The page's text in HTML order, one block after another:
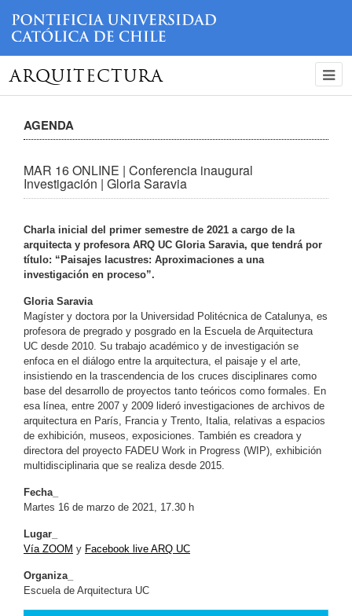
ARQUITECTURA
AGENDA
MAR 16 ONLINE | Conferencia inaugural
Investigación | Gloria Saravia
Charla inicial del primer semestre de 2021 a cargo de la
arquitecta y profesora ARQ UC Gloria Saravia, que tendrá por
título: “Paisajes lacustres: Aproximaciones a una
investigación en proceso”.
Gloria Saravia
Magíster y doctora por la Universidad Politécnica de Catalunya, es
profesora de pregrado y posgrado en la Escuela de Arquitectura
UC desde 2010. Su trabajo académico y de investigación se
enfoca en el diálogo entre la arquitectura, el paisaje y el arte,
insistiendo en la trascendencia de los cruces disciplinares como
base del desarrollo de proyectos tanto teóricos como formales. En
esa línea, entre 2007 y 2009 lideró investigaciones de archivos de
arquitectura en París, Francia y Trento, Italia, relativas a espacios
de exhibición, museos, exposiciones. También es creadora y
directora del proyecto FADEU Work in Progress (WIP), exhibición
multidisciplinaria que se realiza desde 2015.
Fecha_
Martes 16 de marzo de 2021, 17.30 h
Lugar_
Vía ZOOM y Facebook live ARQ UC
Organiza_
Escuela de Arquitectura UC